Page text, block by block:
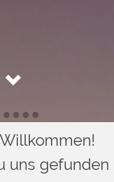
uns gefunden